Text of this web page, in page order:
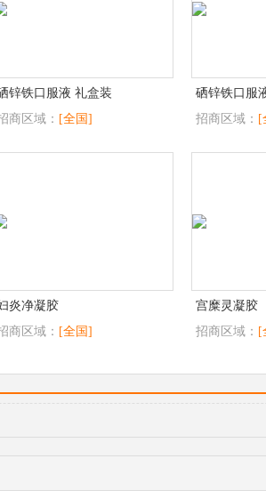
锌铁口服液 礼盒装
商区域： [全国]
硒锌铁口服
招商区域： [
炎净凝胶
商区域： [全国]
宫糜灵凝胶
招商区域： [